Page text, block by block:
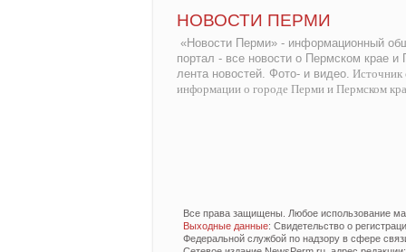
НОВОСТИ ПЕРМИ
«Новости Перми» - информационный
портал - все новости о Пермском крае и
лента новостей. Фото- и видео. Источник
информации о городе Перми и Пермском
Все права защищены. Любое использование
Выходные данные: Свидетельство о
Федеральной службой по надзору в сфере